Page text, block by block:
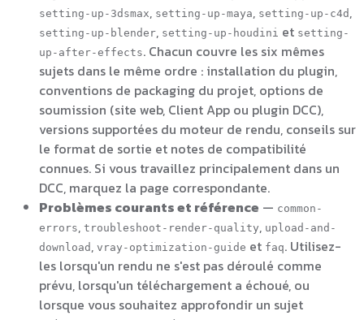
setting-up-3dsmax, setting-up-maya, setting-up-c4d ,
setting-up-blender, setting-up-houdini et setting-
up-after-effects. Chacun couvre les six mêmes
sujets dans le même ordre : installation du plugin,
conventions de packaging du projet, options de
soumission (site web, Client App ou plugin DCC),
versions supportées du moteur de rendu, conseils sur
le format de sortie et notes de compatibilité
connues. Si vous travaillez principalement dans un
DCC, marquez la page correspondante.
Problèmes courants et référence — common-
errors, troubleshoot-render-quality, upload-and-
download , vray-optimization-guide et faq. Utilisez-
les lorsqu'un rendu ne s'est pas déroulé comme
prévu, lorsqu'un téléchargement a échoué, ou
lorsque vous souhaitez approfondir un sujet